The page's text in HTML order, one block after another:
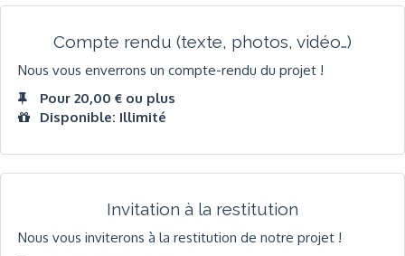
Compte rendu (texte, photos, vidéo…)
Nous vous enverrons un compte-rendu du projet !
Pour 20,00 € ou plus
Disponible: Illimité
Invitation à la restitution
Nous vous inviterons à la restitution de notre projet !